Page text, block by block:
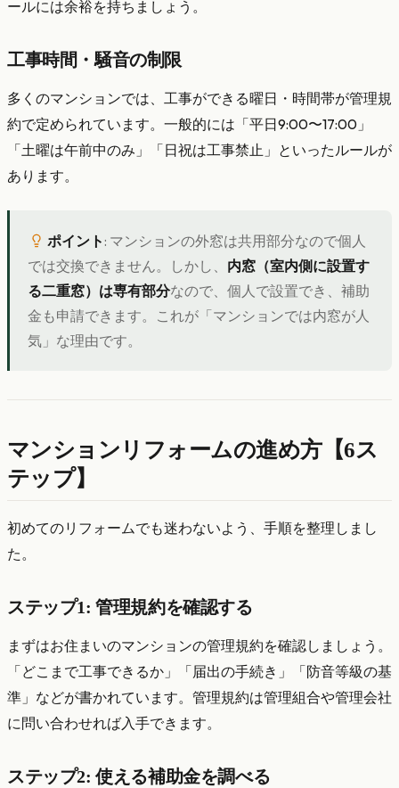
ールには余裕を持ちましょう。
工事時間・騒音の制限
多くのマンションでは、工事ができる曜日・時間帯が管理規
約で定められています。一般的には「平日9:00〜17:00」
「土曜は午前中のみ」「日祝は工事禁止」といったルールが
あります。
ポイント: マンションの外窓は共用部分なので個人
では交換できません。しかし、 内窓（室内側に設置す
る二重窓）は専有部分なので、個人で設置でき、補助
金も申請できます。これが「マンションでは内窓が人
気」な理由です。
マンションリフォームの進め方【6ス
テップ】
初めてのリフォームでも迷わないよう、手順を整理しまし
た。
ステップ1: 管理規約を確認する
まずはお住まいのマンションの管理規約を確認しましょう。
「どこまで工事できるか」「届出の手続き」「防音等級の基
準」などが書かれています。管理規約は管理組合や管理会社
に問い合わせれば入手できます。
ステップ2: 使える補助金を調べる